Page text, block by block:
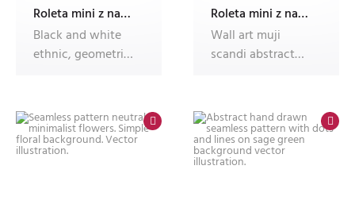
Roleta mini z nadrukiem
Black and white
ethnic, geometric
Roleta mini z nadrukiem
Wall art muji
scandi abstract